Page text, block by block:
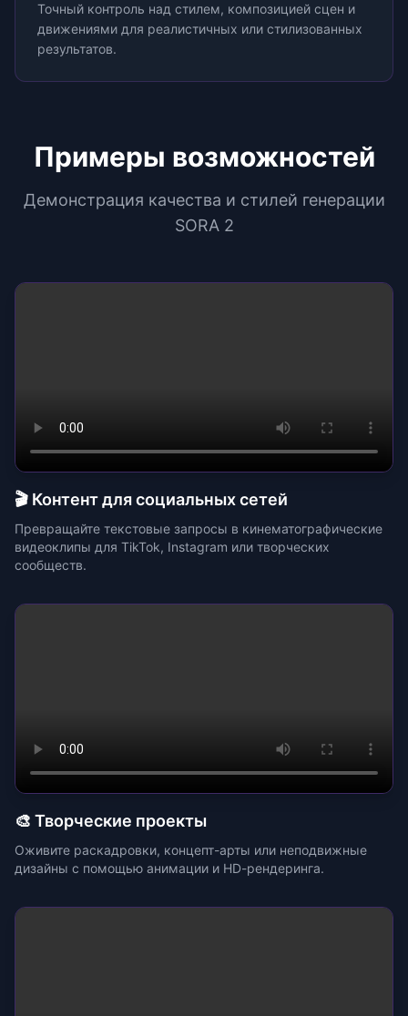
Точный контроль над стилем, композицией сцен и
движениями для реалистичных или стилизованных
результатов.
Примеры возможностей
Демонстрация качества и стилей генерации
SORA 2
🎬 Контент для социальных сетей
Превращайте текстовые запросы в кинематографические
видеоклипы для TikTok, Instagram или творческих
сообществ.
🎨 Творческие проекты
Оживите раскадровки, концепт-арты или неподвижные
дизайны с помощью анимации и HD-рендеринга.